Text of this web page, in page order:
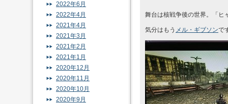
舞台は核戦争後の世界。「ヒ
気分はもう メル・ギブソンで
2022年6月
2022年4月
2021年4月
2021年3月
2021年2月
2021年1月
2020年12月
2020年11月
2020年10月
2020年9月